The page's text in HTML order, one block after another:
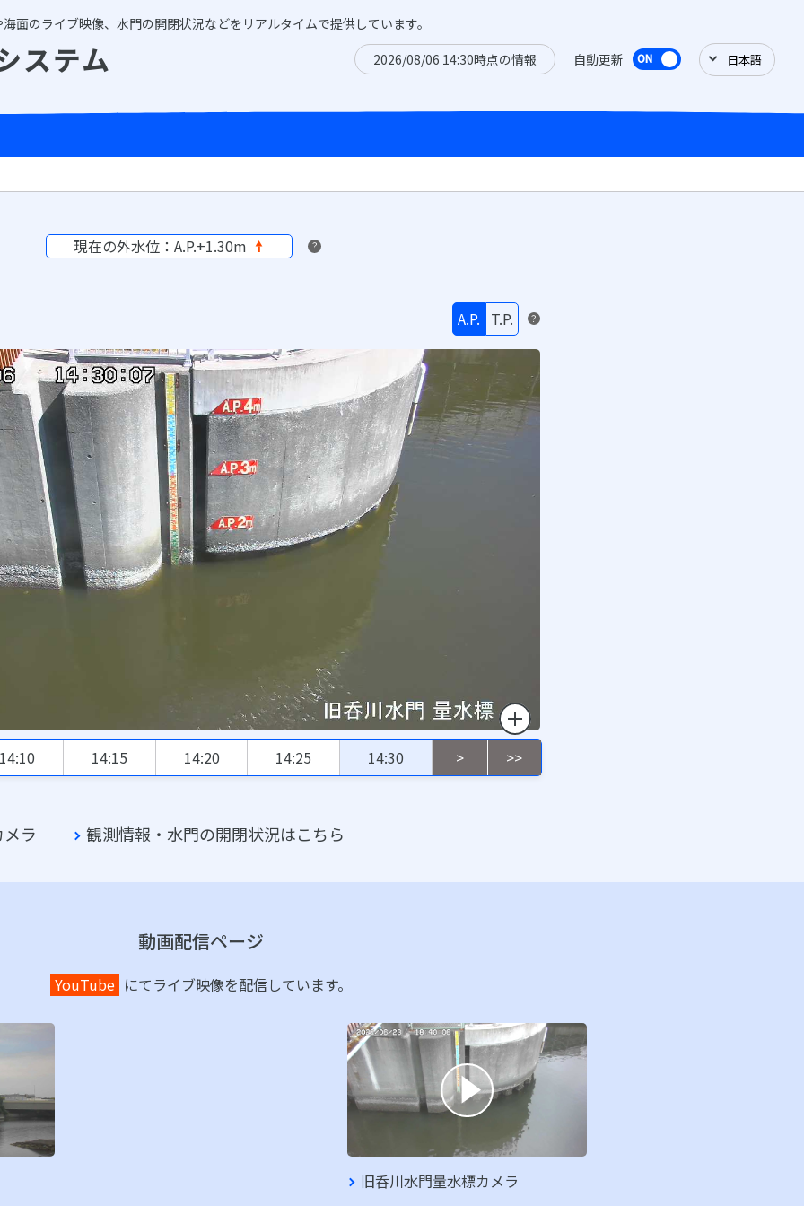
のライブ映像、水門の開閉状況などをリアルタイムで提供しています。
ステム 2026/08/06 14:30時点の情報 自動更新
現在の外水位：A.P.+1.30m ？
A.P. T.P. ？
14:15 14:20 14:25 14:30 > >>
ラ 観測情報・水門の開閉状況はこちら
動画配信ページ
YouTube にてライブ映像を配信しています。
旧呑川水門量水標カメラ